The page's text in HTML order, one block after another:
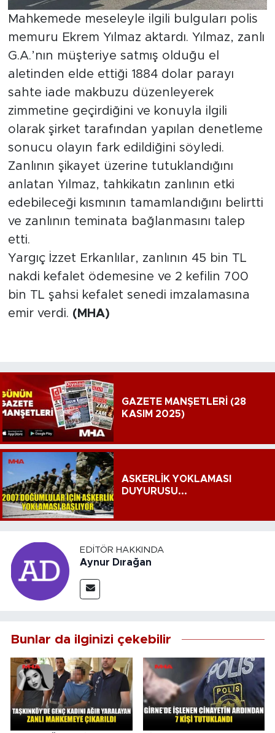
Mahkemede meseleyle ilgili bulguları polis
memuru Ekrem Yılmaz aktardı. Yılmaz, zanlı
G.A.’nın müşteriye satmış olduğu el
aletinden elde ettiği 1884 dolar parayı
sahte iade makbuzu düzenleyerek
zimmetine geçirdiğini ve konuyla ilgili
olarak şirket tarafından yapılan denetleme
sonucu olayın fark edildiğini söyledi.
Zanlının şikayet üzerine tutuklandığını
anlatan Yılmaz, tahkikatın zanlının etki
edebileceği kısmının tamamlandığını belirtti
ve zanlının teminata bağlanmasını talep
etti.
Yargıç İzzet Erkanlılar, zanlının 45 bin TL
nakdi kefalet ödemesine ve 2 kefilin 700
bin TL şahsi kefalet senedi imzalamasına
emir verdi. (MHA)
GAZETE MANŞETLERİ (28
KASIM 2025)
ASKERLİK YOKLAMASI
DUYURUSU...
EDITÖR HAKKINDA
Aynur Dırağan
Bunlar da ilginizi çekebilir